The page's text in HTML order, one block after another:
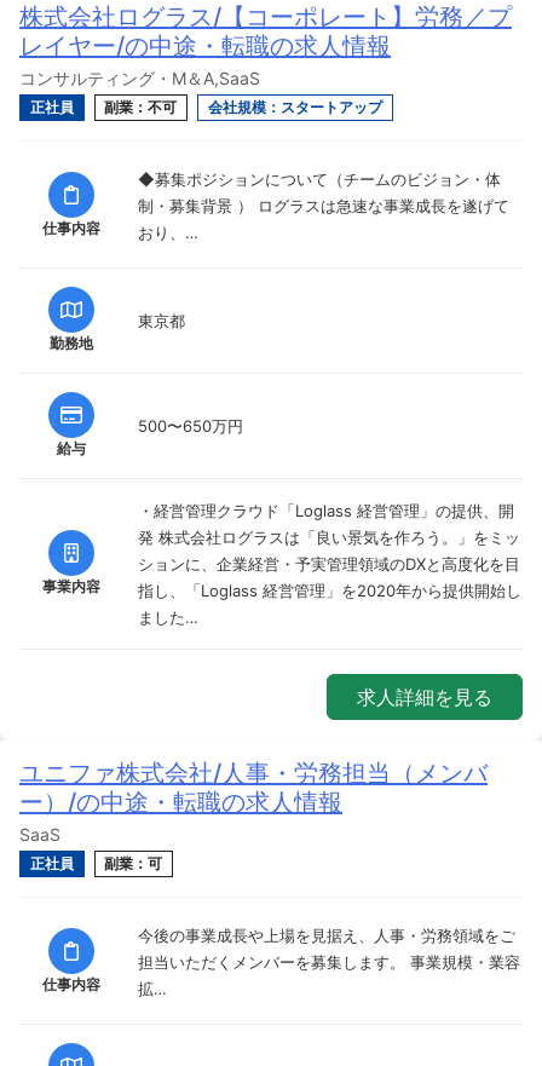
株式会社ログラス/【コーポレート】労務／プ
レイヤー/の中途・転職の求人情報
コンサルティング・M＆A,SaaS
正社員 副業：不可 会社規模：スタートアップ
仕事内容
◆募集ポジションについて（チームのビジョン・体
制・募集背景 ） ログラスは急速な事業成長を遂げて
おり、…
勤務地
東京都
給与
500〜650万円
事業内容
・経営管理クラウド「Loglass 経営管理」の提供、開
発 株式会社ログラスは「良い景気を作ろう。」をミッ
ションに、企業経営・予実管理領域のDXと高度化を目
指し、「Loglass 経営管理」を2020年から提供開始し
ました…
求人詳細を見る
ユニファ株式会社/人事・労務担当（メンバ
ー）/の中途・転職の求人情報
SaaS
正社員 副業：可
仕事内容
今後の事業成長や上場を見据え、人事・労務領域をご
担当いただくメンバーを募集します。 事業規模・業容
拡…